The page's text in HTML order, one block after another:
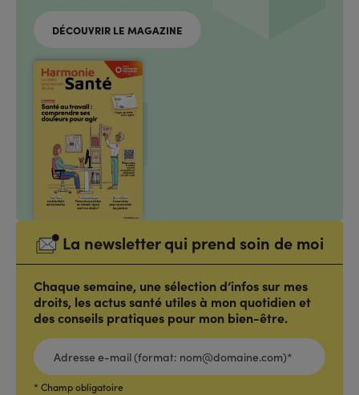
DÉCOUVRIR LE MAGAZINE
La newsletter qui prend soin de moi
Chaque semaine, une sélection d’infos sur mes
droits, les actus santé utiles à mon quotidien et
des conseils pratiques pour mon bien-être.
ADRESSE
E-
MAIL
(FORMAT:
NOM@DOMAINE.COM)*
* Champ obligatoire